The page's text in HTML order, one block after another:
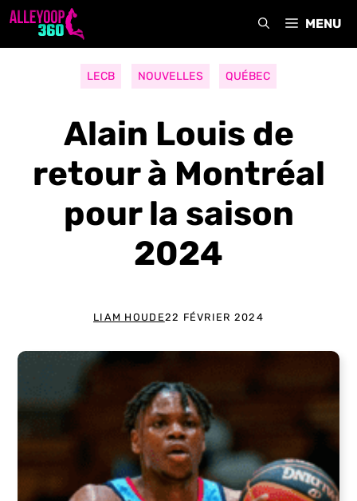
Aller
MENU
LECB NOUVELLES QUÉBEC
Alain Louis de
retour à Montréal
pour la saison
2024
LIAM HOUDE22 FÉVRIER 2024